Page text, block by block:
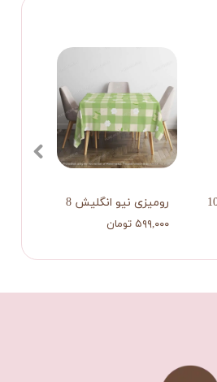
رومیزی نیو انگلیش 8
۵۹۹,۰۰۰ تومان